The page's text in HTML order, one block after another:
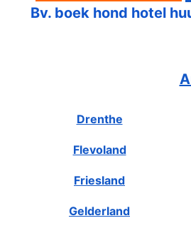
Bv. boek hond hotel
Drenthe
Flevoland
Friesland
Gelderland